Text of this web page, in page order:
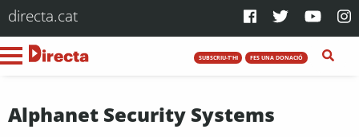
directa.cat
SUBSCRIU-T'HI FES UNA DONACIÓ
Alphanet Security Systems